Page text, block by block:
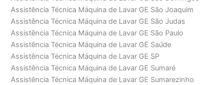
Assistência Técnica Máquina de Lavar GE São Joaquim
Assistência Técnica Máquina de Lavar GE São Judas
Assistência Técnica Máquina de Lavar GE São Paulo
Assistência Técnica Máquina de Lavar GE Saúde
Assistência Técnica Máquina de Lavar GE SP
Assistência Técnica Máquina de Lavar GE Sumaré
Assistência Técnica Máquina de Lavar GE Sumarezinho